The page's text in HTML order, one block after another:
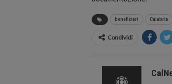
beneficiari Calabria
Condividi